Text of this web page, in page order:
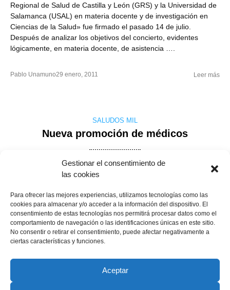
Gestionar el consentimiento de
las cookies
Para ofrecer las mejores experiencias, utilizamos tecnologías como las
cookies para almacenar y/o acceder a la información del dispositivo. El
consentimiento de estas tecnologías nos permitirá procesar datos como el
comportamiento de navegación o las identificaciones únicas en este sitio.
No consentir o retirar el consentimiento, puede afectar negativamente a
ciertas características y funciones.
Aceptar
Regional de Salud de Castilla y León (GRS) y la Universidad de
Salamanca (USAL) en materia docente y de investigación en
Ciencias de la Salud» fue firmado el pasado 14 de julio.
Después de analizar los objetivos del concierto, evidentes
lógicamente, en materia docente, de asistencia ….
Pablo Unamuno29 enero, 2011 Leer más
SALUDOS MIL
Nueva promoción de médicos
Hoy celebra su fiesta de graduación la promoción de medicina
por haber llegado al final del camino, salvadas las dificultades
de sus 6 años de estancia en la Facultad de Medicina. Es
posible que no se hayan cumplido los objetivos completos que
se resumen en ….
2 3